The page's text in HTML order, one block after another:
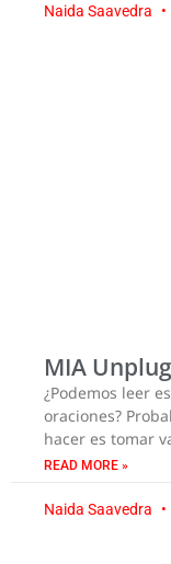
Naida Saavedra
MIA
¿Podemos leer
oraciones?
hacer es tomar
READ MORE »
Naida Saavedra